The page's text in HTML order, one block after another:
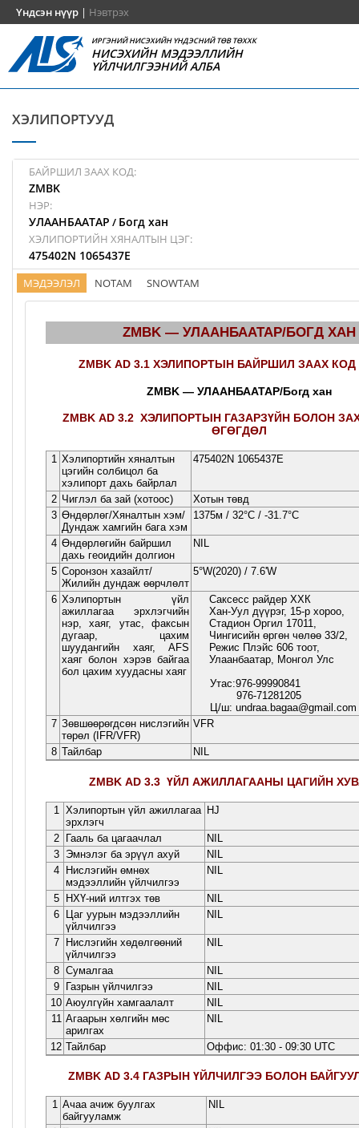
Үндсэн нүүр | Нэвтрэх
ИРГЭНИЙ НИСЭХИЙН ҮНДЭСНИЙ ТӨВ ТӨХХК
НИСЭХИЙН МЭДЭЭЛЛИЙН
ҮЙЛЧИЛГЭЭНИЙ АЛБА
ХЭЛИПОРТУУД
БАЙРШИЛ ЗААХ КОД:
ZMBK
НЭР:
УЛААНБААТАР / Богд хан
ХЭЛИПОРТИЙН ХЯНАЛТЫН ЦЭГ:
475402N 1065437E
МЭДЭЭЛЭЛ NOTAM SNOWTAM